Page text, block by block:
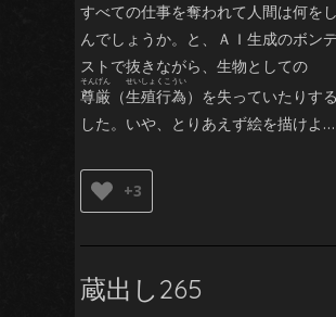
すべての仕事を奪われて人間は何を
んでしょうか。と、ＡＩ生成のボン
ストで抜きながら、生物としての
尊厳 （生殖行為）を失っていたりす
した。いや、とりあえず絵を描けよ…
+3
蔵出し265